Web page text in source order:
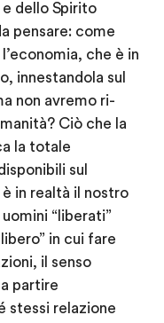
dello Spirito
pensare: come
che è in
innestandola sul
non avremo ri-
Ciò che la
la totale
sul
in realtà il nostro
“liberati”
in cui fare
il senso
partire
stessi relazione